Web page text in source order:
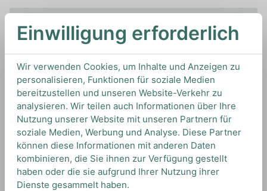
Wir empfehlen diesen Gin mit einem Indian Tonic
Water und einer Scheibe Zitrone oder als Zutat
für Cocktails wie Gimlet oder French 75.
UNSERE EMPFEHLUNGEN
DRINKS MIT BOMBAY? UNSERE
EMPFEHLUNGEN
Einwilligung erforderlich
Wir verwenden Cookies, um Inhalte und Anzeigen zu
personalisieren, Funktionen für soziale Medien
bereitzustellen und unseren Website-Verkehr zu
analysieren. Wir teilen auch Informationen über Ihre
Nutzung unserer Website mit unseren Partnern für
soziale Medien, Werbung und Analyse. Diese Partner
können diese Informationen mit anderen Daten
kombinieren, die Sie ihnen zur Verfügung gestellt
haben oder die sie aufgrund Ihrer Nutzung ihrer
Dienste gesammelt haben.